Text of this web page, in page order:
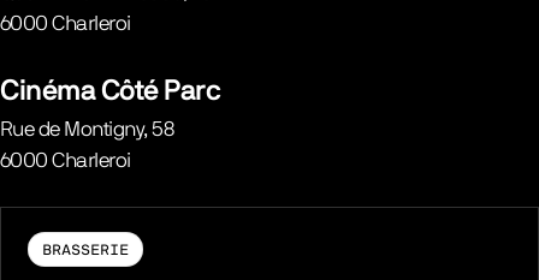
6000 Charleroi
Cinéma Côté Parc
Rue de Montigny, 58
6000 Charleroi
BRASSERIE